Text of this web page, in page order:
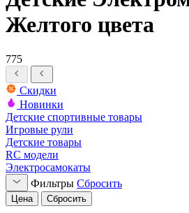
Желтого цвета
775
Скидки
Новинки
Детские спортивные товары
Игровые рули
Детские товары
RC модели
Электросамокаты
Фильтры Сбросить
Цена Сбросить